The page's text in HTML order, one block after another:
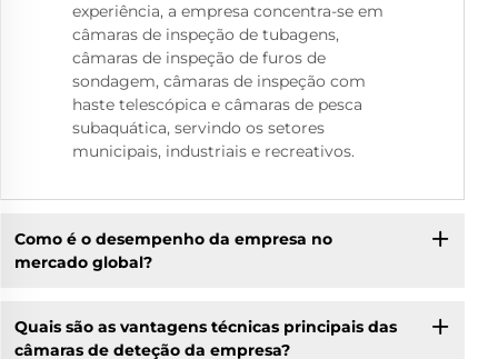
experiência, a empresa concentra-se em
câmaras de inspeção de tubagens,
câmaras de inspeção de furos de
sondagem, câmaras de inspeção com
haste telescópica e câmaras de pesca
subaquática, servindo os setores
municipais, industriais e recreativos.
Como é o desempenho da empresa no
mercado global?
Quais são as vantagens técnicas principais das
câmaras de deteção da empresa?